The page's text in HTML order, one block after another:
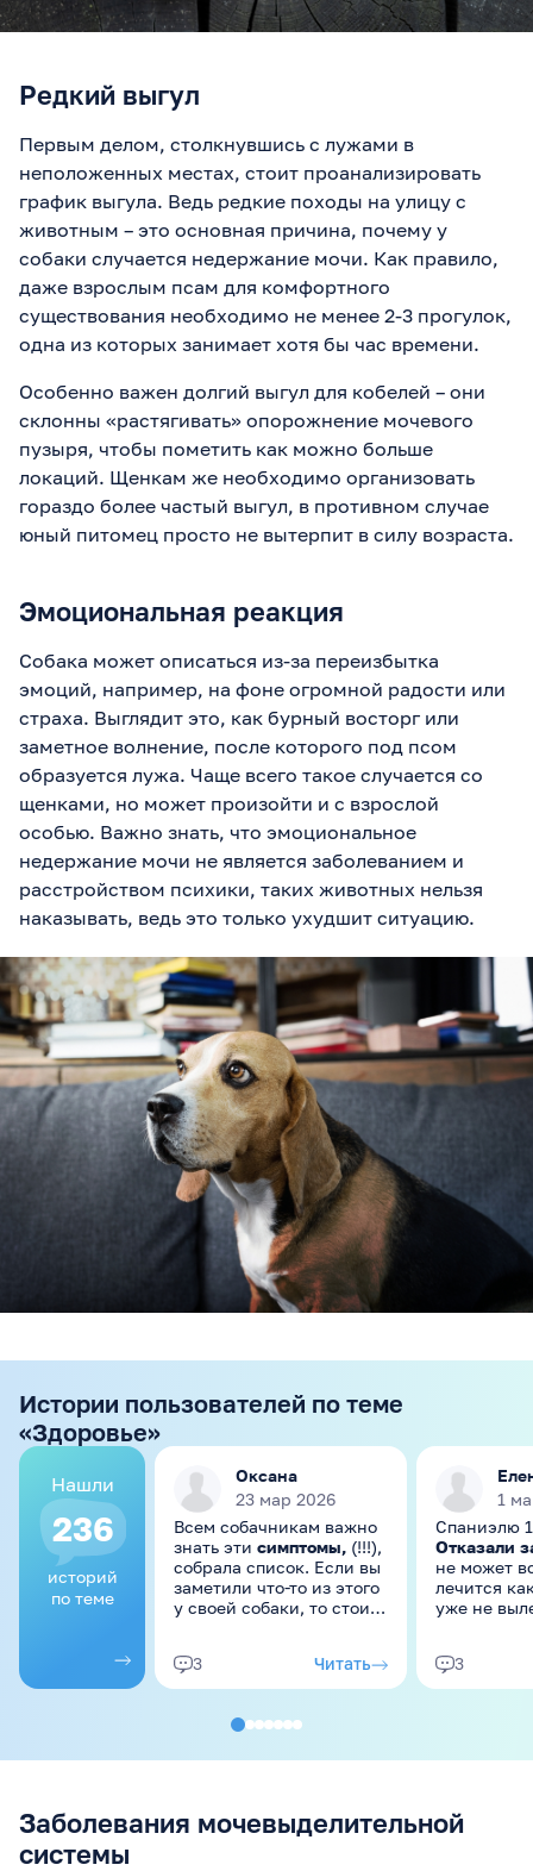
Редкий выгул
Первым делом, столкнувшись с лужами в
неположенных местах, стоит проанализировать
график выгула. Ведь редкие походы на улицу с
животным – это основная причина, почему у
собаки случается недержание мочи. Как правило,
даже взрослым псам для комфортного
существования необходимо не менее 2-3 прогулок,
одна из которых занимает хотя бы час времени.
Особенно важен долгий выгул для кобелей – они
склонны «растягивать» опорожнение мочевого
пузыря, чтобы пометить как можно больше
локаций. Щенкам же необходимо организовать
гораздо более частый выгул, в противном случае
юный питомец просто не вытерпит в силу возраста.
Эмоциональная реакция
Собака может описаться из-за переизбытка
эмоций, например, на фоне огромной радости или
страха. Выглядит это, как бурный восторг или
заметное волнение, после которого под псом
образуется лужа. Чаще всего такое случается со
щенками, но может произойти и с взрослой
особью. Важно знать, что эмоциональное
недержание мочи не является заболеванием и
расстройством психики, таких животных нельзя
наказывать, ведь это только ухудшит ситуацию.
Истории пользователей по теме
«Здоровье»
Нашли
236
историй
по теме
Оксана
23 мар 2026
Всем собачникам важно
знать эти симптомы, (!!!),
собрала список. Если вы
заметили что-то из этого
у своей собаки, то стоит
требующие
консультации: ...
3 Читать
1
Спаниэлю
Отказали
не может
лечится
уже не
третий
надежда на
3
Заболевания мочевыделительной
системы